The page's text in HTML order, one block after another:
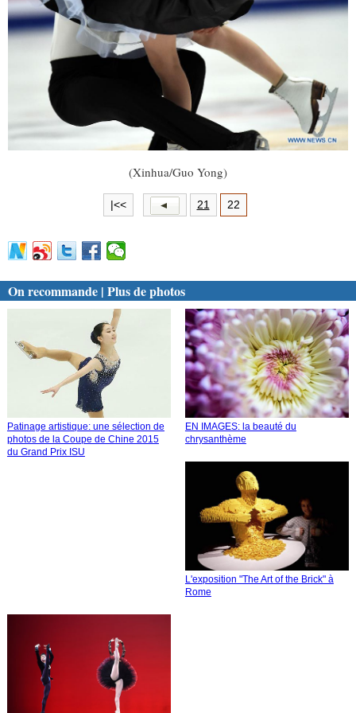
(Xinhua/Guo Yong)
|<< 21 22
On recommande | Plus de photos
Patinage artistique: une sélection de
photos de la Coupe de Chine 2015
du Grand Prix ISU
EN IMAGES: la beauté du
chrysanthème
L'exposition "The Art of the Brick" à
Rome